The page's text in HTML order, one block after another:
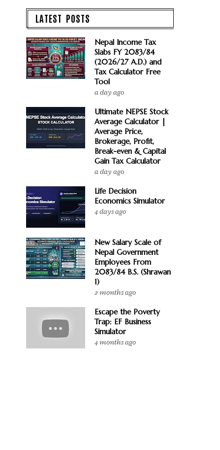
LATEST POSTS
Nepal Income Tax
Slabs FY 2083/84
(2026/27 A.D.) and
Tax Calculator Free
Tool
a day ago
Ultimate NEPSE Stock
Average Calculator |
Average Price,
Brokerage, Profit,
Break-even & Capital
Gain Tax Calculator
a day ago
Life Decision
Economics Simulator
4 days ago
New Salary Scale of
Nepal Government
Employees From
2083/84 B.S. (Shrawan
1)
2 months ago
Escape the Poverty
Trap: EF Business
Simulator
4 months ago